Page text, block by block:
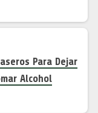
Para Dejar
Alcohol